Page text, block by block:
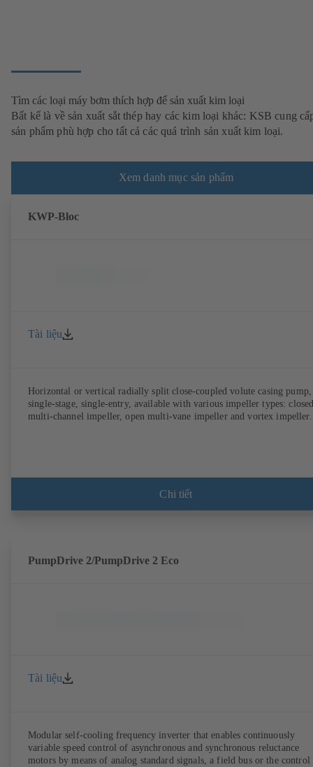
Tìm các loại máy bơm thích hợp để sản xuất kim loại
Bất kể là về sản xuất sắt thép hay các kim loại khác: KSB cung
sản phẩm phù hợp cho tất cả các quá trình sản xuất kim loại.
Xem danh mục sản phẩm
KWP-Bloc
Tài liệu
Horizontal or vertical radially split close-coupled volute casing pump,
single-stage, single-entry, available with various impeller types:
multi-channel impeller, open multi-vane impeller and vortex impeller.
Chi tiết
PumpDrive 2/PumpDrive 2 Eco
Tài liệu
Modular self-cooling frequency inverter that enables continuously
variable speed control of asynchronous and synchronous reluctance
motors by means of analog standard signals, a field bus or the control